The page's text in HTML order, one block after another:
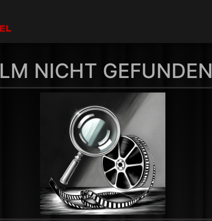
NICHT GEFUNDEN